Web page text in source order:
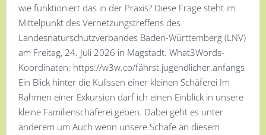
wie funktioniert das in der Praxis? Diese Frage steht im
Mittelpunkt des Vernetzungstreffens des
Landesnaturschutzverbandes Baden-Württemberg (LNV)
am Freitag, 24. Juli 2026 in Magstadt. What3Words-
Koordinaten: https://w3w.co/fährst.jugendlicher.anfangs
Ein Blick hinter die Kulissen einer kleinen Schäferei Im
Rahmen einer Exkursion darf ich einen Einblick in unsere
kleine Familienschäferei geben. Dabei geht es unter
anderem um Auch wenn unsere Schafe an diesem